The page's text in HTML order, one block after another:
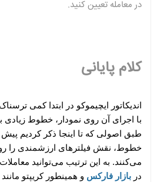
در معامله تعیین کنید.
کلام پایانی
در بازار فارکس و همینطور کریپتو مانند